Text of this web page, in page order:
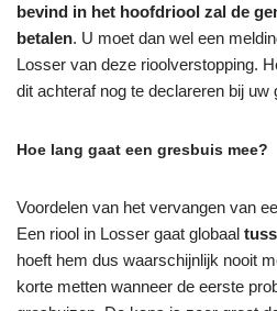
bevind in het hoofdriool zal de
betalen. U moet dan wel een
Losser van deze rioolverstopping.
dit achteraf nog te declareren bij uw
Hoe lang gaat een gresbuis mee?
Voordelen van het vervangen van
Een riool in Losser gaat globaal
hoeft hem dus waarschijnlijk nooit
korte metten wanneer de eerste